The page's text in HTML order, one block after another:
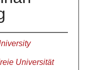
Universität